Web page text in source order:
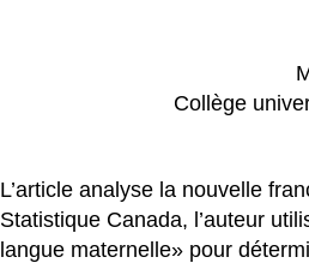
Collège
L’article analyse la nouvelle
Statistique Canada, l’auteur
langue maternelle» pour